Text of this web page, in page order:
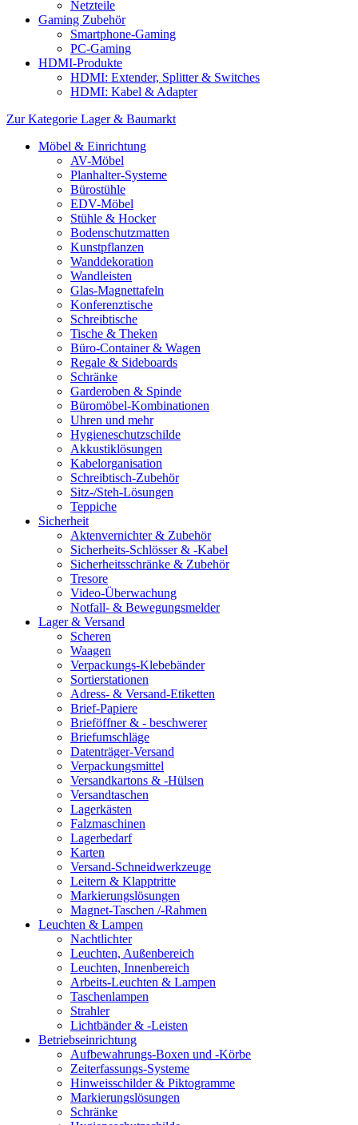
Netzteile
Gaming Zubehör
Smartphone-Gaming
PC-Gaming
HDMI-Produkte
HDMI: Extender, Splitter & Switches
HDMI: Kabel & Adapter
Zur Kategorie Lager & Baumarkt
Möbel & Einrichtung
AV-Möbel
Planhalter-Systeme
Bürostühle
EDV-Möbel
Stühle & Hocker
Bodenschutzmatten
Kunstpflanzen
Wanddekoration
Wandleisten
Glas-Magnettafeln
Konferenztische
Schreibtische
Tische & Theken
Büro-Container & Wagen
Regale & Sideboards
Schränke
Garderoben & Spinde
Büromöbel-Kombinationen
Uhren und mehr
Hygieneschutzschilde
Akkustiklösungen
Kabelorganisation
Schreibtisch-Zubehör
Sitz-/Steh-Lösungen
Teppiche
Sicherheit
Aktenvernichter & Zubehör
Sicherheits-Schlösser & -Kabel
Sicherheitsschränke & Zubehör
Tresore
Video-Überwachung
Notfall- & Bewegungsmelder
Lager & Versand
Scheren
Waagen
Verpackungs-Klebebänder
Sortierstationen
Adress- & Versand-Etiketten
Brief-Papiere
Brieföffner & - beschwerer
Briefumschläge
Datenträger-Versand
Verpackungsmittel
Versandkartons & -Hülsen
Versandtaschen
Lagerkästen
Falzmaschinen
Lagerbedarf
Karten
Versand-Schneidwerkzeuge
Leitern & Klapptritte
Markierungslösungen
Magnet-Taschen /-Rahmen
Leuchten & Lampen
Nachtlichter
Leuchten, Außenbereich
Leuchten, Innenbereich
Arbeits-Leuchten & Lampen
Taschenlampen
Strahler
Lichtbänder & -Leisten
Betriebseinrichtung
Aufbewahrungs-Boxen und -Körbe
Zeiterfassungs-Systeme
Hinweisschilder & Piktogramme
Markierungslösungen
Schränke